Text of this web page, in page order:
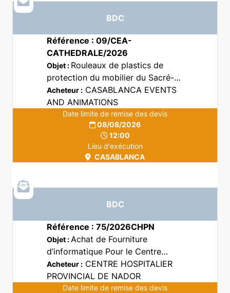
BDC
Référence : 09/CEA-
CATHEDRALE/2026
Objet : Rouleaux de plastics de
protection du mobilier du Sacré-
Cœur
Acheteur : CASABLANCA EVENTS
AND ANIMATIONS
Date limite de remise des devis
08/08/2026
12:00
Lieu d'exécution
CASABLANCA
BDC
Référence : 75/2026CHPN
Objet :Achat de Fourniture
d’informatique Pour le Centre
Hospitalier Provincial Nador.
Acheteur : CENTRE HOSPITALIER
PROVINCIAL DE NADOR
Date limite de remise des devis